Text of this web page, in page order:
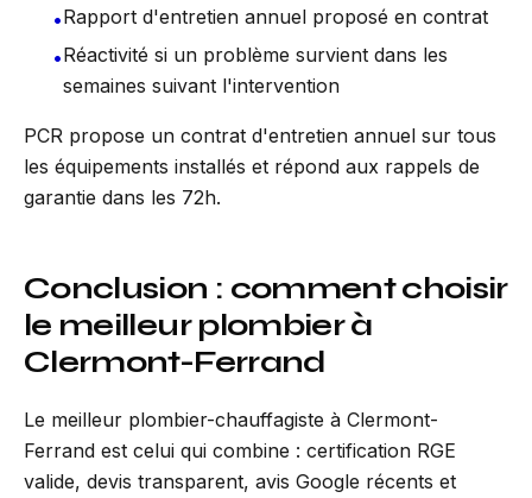
•Rapport d'entretien annuel proposé en contrat
•Réactivité si un problème survient dans les
semaines suivant l'intervention
PCR propose un contrat d'entretien annuel sur tous
les équipements installés et répond aux rappels de
garantie dans les 72h.
Conclusion : comment choisir
le meilleur plombier à
Clermont-Ferrand
Le meilleur plombier-chauffagiste à Clermont-
Ferrand est celui qui combine : certification RGE
valide, devis transparent, avis Google récents et